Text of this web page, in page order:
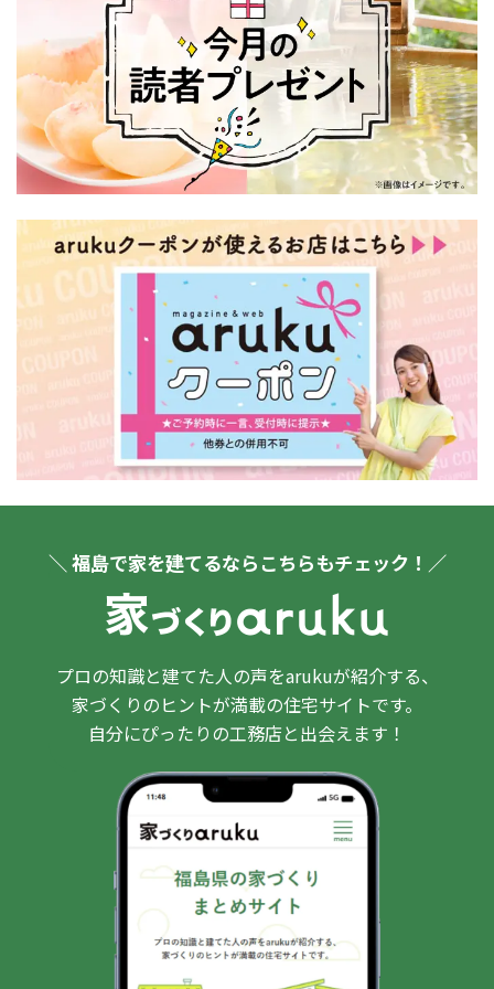
＼ 福島で家を建てるならこちらもチェック！／
プロの知識と建てた人の声をarukuが紹介する、
家づくりのヒントが満載の住宅サイトです。
自分にぴったりの工務店と出会えます！